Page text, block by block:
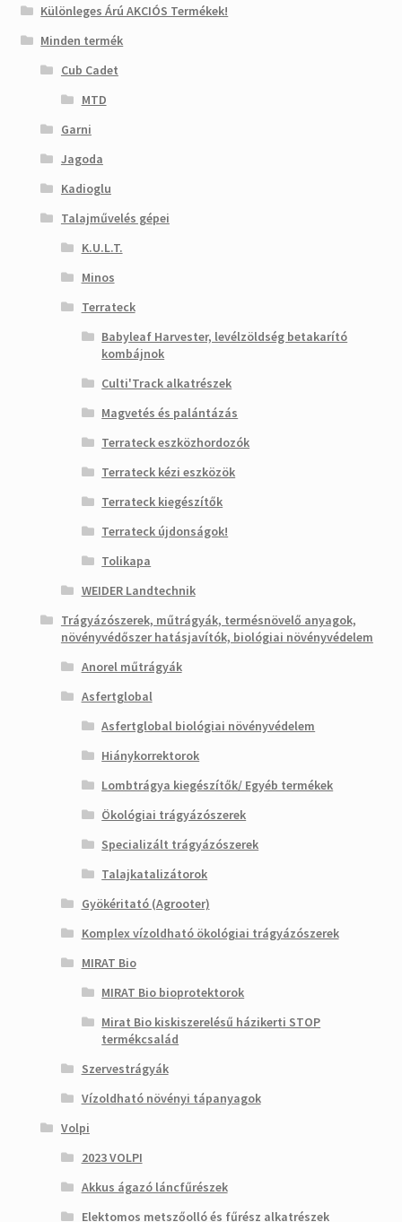
Különleges Árú AKCIÓS Termékek!
Minden termék
Cub Cadet
MTD
Garni
Jagoda
Kadioglu
Talajművelés gépei
K.U.L.T.
Minos
Terrateck
Babyleaf Harvester, levélzöldség betakarító
kombájnok
Culti'Track alkatrészek
Magvetés és palántázás
Terrateck eszközhordozók
Terrateck kézi eszközök
Terrateck kiegészítők
Terrateck újdonságok!
Tolikapa
WEIDER Landtechnik
Trágyázószerek, műtrágyák, termésnövelő anyagok,
növényvédőszer hatásjavítók, biológiai növényvédelem
Anorel műtrágyák
Asfertglobal
Asfertglobal biológiai növényvédelem
Hiánykorrektorok
Lombtrágya kiegészítők/ Egyéb termékek
Ökológiai trágyázószerek
Specializált trágyázószerek
Talajkatalizátorok
Gyökéritató (Agrooter)
Komplex vízoldható ökológiai trágyázószerek
MIRAT Bio
MIRAT Bio bioprotektorok
Mirat Bio kiskiszerelésű házikerti STOP
termékcsalád
Szervestrágyák
Vízoldható növényi tápanyagok
Volpi
2023 VOLPI
Akkus ágazó láncfűrészek
Elektomos metszőolló és fűrész alkatrészek